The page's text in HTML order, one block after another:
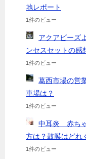
地レポート
1件のビュー
アクアビーズ
ンセスセットの感
1件のビュー
葛西市場の営
車場は？
1件のビュー
中耳炎 赤ち
方は？鼓膜はどれ
1件のビュー